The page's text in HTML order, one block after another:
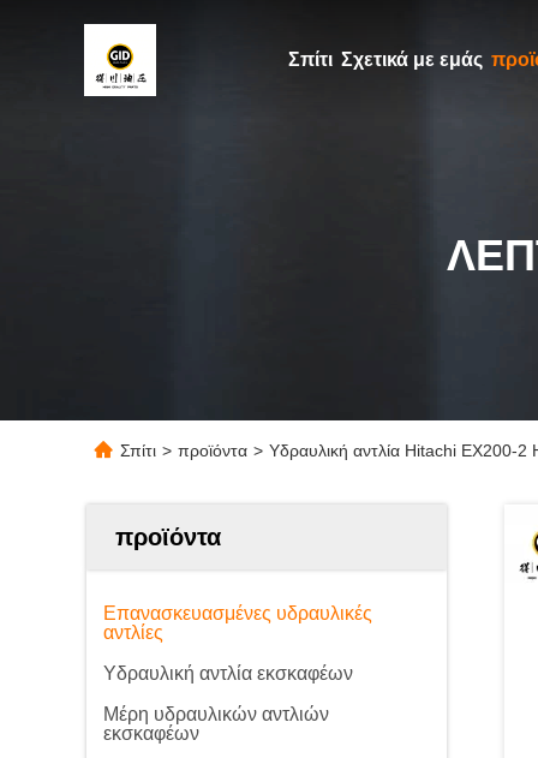
Σπίτι Σχετικά με εμάς
Σπίτι > προϊόντα > Υδραυλική αντλία Hitachi EX200-2
προϊόντα
Επανασκευασμένες υδραυλικές
αντλίες
Υδραυλική αντλία εκσκαφέων
Μέρη υδραυλικών αντλιών
εκσκαφέων